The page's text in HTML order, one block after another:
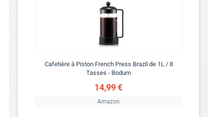
Cafetière à Piston French Press Brazil de 1L / 8
Tasses - Bodum
14,99 €
Amazon